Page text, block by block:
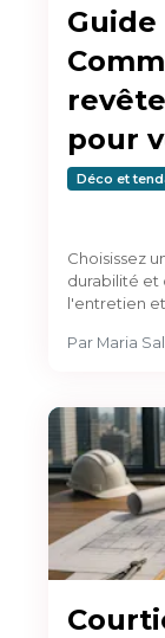
pour
Déco et
Choisissez
durabilité et
l'entretien
Par Maria